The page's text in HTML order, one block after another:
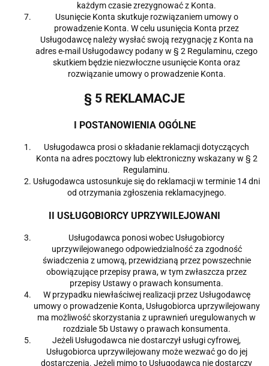
każdym czasie zrezygnować z Konta.
Usunięcie Konta skutkuje rozwiązaniem umowy o
prowadzenie Konta. W celu usunięcia Konta przez
Usługodawcę należy wysłać swoją rezygnację z Konta na
adres e-mail Usługodawcy podany w § 2 Regulaminu, czego
skutkiem będzie niezwłoczne usunięcie Konta oraz
rozwiązanie umowy o prowadzenie Konta.
§ 5 REKLAMACJE
I POSTANOWIENIA OGÓLNE
Usługodawca prosi o składanie reklamacji dotyczących
Konta na adres pocztowy lub elektroniczny wskazany w § 2
Regulaminu.
Usługodawca ustosunkuje się do reklamacji w terminie 14 dni
od otrzymania zgłoszenia reklamacyjnego.
II USŁUGOBIORCY UPRZYWILEJOWANI
Usługodawca ponosi wobec Usługobiorcy
uprzywilejowanego odpowiedzialność za zgodność
świadczenia z umową, przewidzianą przez powszechnie
obowiązujące przepisy prawa, w tym zwłaszcza przez
przepisy Ustawy o prawach konsumenta.
W przypadku niewłaściwej realizacji przez Usługodawcę
umowy o prowadzenie Konta, Usługobiorca uprzywilejowany
ma możliwość skorzystania z uprawnień uregulowanych w
rozdziale 5b Ustawy o prawach konsumenta.
Jeżeli Usługodawca nie dostarczył usługi cyfrowej,
Usługobiorca uprzywilejowany może wezwać go do jej
dostarczenia. Jeżeli mimo to Usługodawca nie dostarczy